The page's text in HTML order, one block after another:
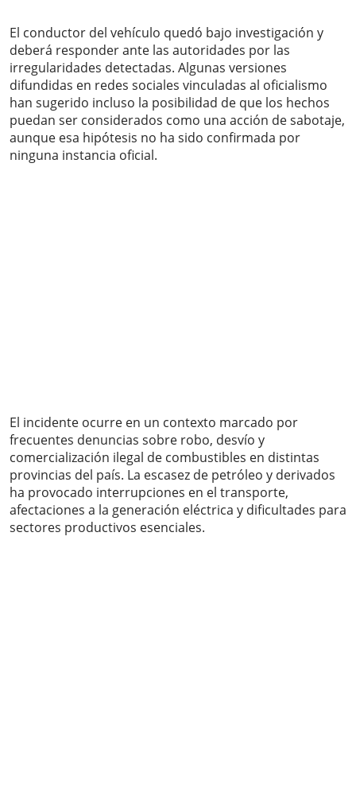
El conductor del vehículo quedó bajo investigación y
deberá responder ante las autoridades por las
irregularidades detectadas. Algunas versiones
difundidas en redes sociales vinculadas al oficialismo
han sugerido incluso la posibilidad de que los hechos
puedan ser considerados como una acción de sabotaje,
aunque esa hipótesis no ha sido confirmada por
ninguna instancia oficial.
El incidente ocurre en un contexto marcado por
frecuentes denuncias sobre robo, desvío y
comercialización ilegal de combustibles en distintas
provincias del país. La escasez de petróleo y derivados
ha provocado interrupciones en el transporte,
afectaciones a la generación eléctrica y dificultades para
sectores productivos esenciales.